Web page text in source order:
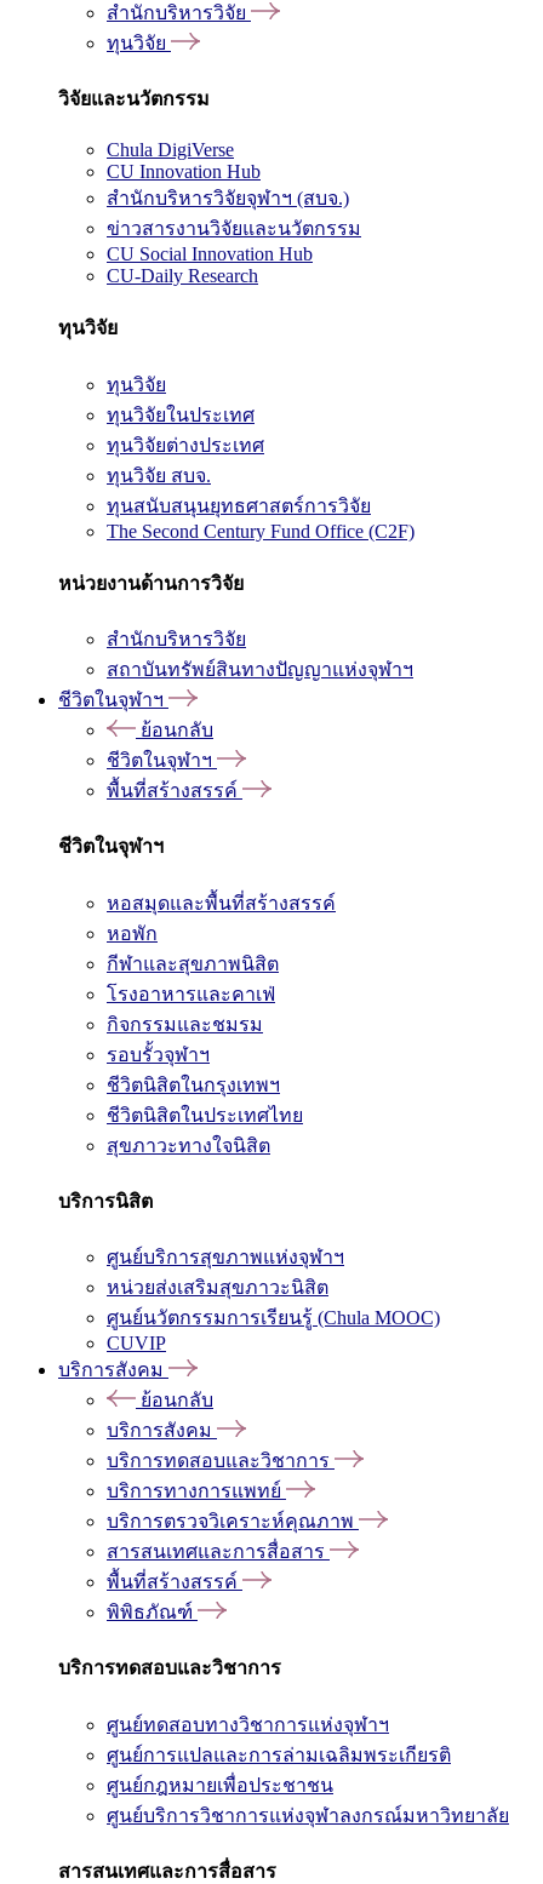
สำนักบริหารวิจัย
ทุนวิจัย
วิจัยและนวัตกรรม
Chula DigiVerse
CU Innovation Hub
สำนักบริหารวิจัยจุฬาฯ (สบจ.)
ข่าวสารงานวิจัยและนวัตกรรม
CU Social Innovation Hub
CU-Daily Research
ทุนวิจัย
ทุนวิจัย
ทุนวิจัยในประเทศ
ทุนวิจัยต่างประเทศ
ทุนวิจัย สบจ.
ทุนสนับสนุนยุทธศาสตร์การวิจัย
The Second Century Fund Office (C2F)
หน่วยงานด้านการวิจัย
สำนักบริหารวิจัย
สถาบันทรัพย์สินทางปัญญาแห่งจุฬาฯ
ชีวิตในจุฬาฯ
ย้อนกลับ
ชีวิตในจุฬาฯ
พื้นที่สร้างสรรค์
ชีวิตในจุฬาฯ
หอสมุดและพื้นที่สร้างสรรค์
หอพัก
กีฬาและสุขภาพนิสิต
โรงอาหารและคาเฟ่
กิจกรรมและชมรม
รอบรั้วจุฬาฯ
ชีวิตนิสิตในกรุงเทพฯ
ชีวิตนิสิตในประเทศไทย
สุขภาวะทางใจนิสิต
บริการนิสิต
ศูนย์บริการสุขภาพแห่งจุฬาฯ
หน่วยส่งเสริมสุขภาวะนิสิต
ศูนย์นวัตกรรมการเรียนรู้ (Chula MOOC)
CUVIP
บริการสังคม
ย้อนกลับ
บริการสังคม
บริการทดสอบและวิชาการ
บริการทางการแพทย์
บริการตรวจวิเคราะห์คุณภาพ
สารสนเทศและการสื่อสาร
พื้นที่สร้างสรรค์
พิพิธภัณฑ์
บริการทดสอบและวิชาการ
ศูนย์ทดสอบทางวิชาการแห่งจุฬาฯ
ศูนย์การแปลและการล่ามเฉลิมพระเกียรติ
ศูนย์กฎหมายเพื่อประชาชน
ศูนย์บริการวิชาการแห่งจุฬาลงกรณ์มหาวิทยาลัย
สารสนเทศและการสื่อสาร